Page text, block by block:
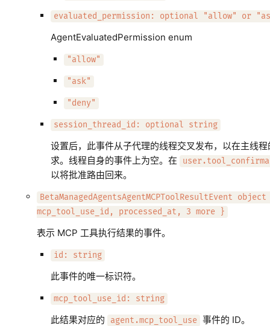
evaluated_permission: optional "allow" or
AgentEvaluatedPermission enum
"allow"
"ask"
"deny"
session_thread_id: optional string
设置后，此事件从子代理的线程交叉发布，以在主线
求。线程自身的事件上为空。在
以将批准路由回来。
BetaManagedAgentsAgentMCPToolResultEvent
mcp_tool_use_id, processed_at, 3 more }
表示 MCP 工具执行结果的事件。
id: string
此事件的唯一标识符。
mcp_tool_use_id: string
此结果对应的 agent.mcp_tool_use 事件的 ID。